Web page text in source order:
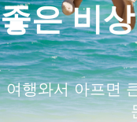
좋은 비
여행와서 아프면